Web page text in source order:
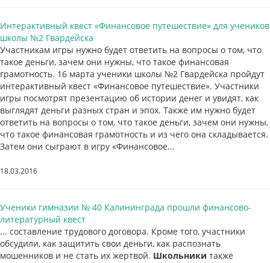
Интерактивный квест «Финансовое путешествие» для учеников
школы №2 Гвардейска
Участникам игры нужно будет ответить на вопросы о том, что
такое деньги, зачем они нужны, что такое финансовая
грамотность. 16 марта ученики школы №2 Гвардейска пройдут
интерактивный квест «Финансовое путешествие». Участники
игры посмотрят презентацию об истории денег и увидят, как
выглядят деньги разных стран и эпох. Также им нужно будет
ответить на вопросы о том, что такое деньги, зачем они нужны,
что такое финансовая грамотность и из чего она складывается.
Затем они сыграют в игру «Финансовое...
18.03.2016
Ученики гимназии № 40 Калининграда прошли финансово-
литературный квест
... составление трудового договора. Кроме того, участники
обсудили, как защитить свои деньги, как распознать
мошенников и не стать их жертвой. Школьники также